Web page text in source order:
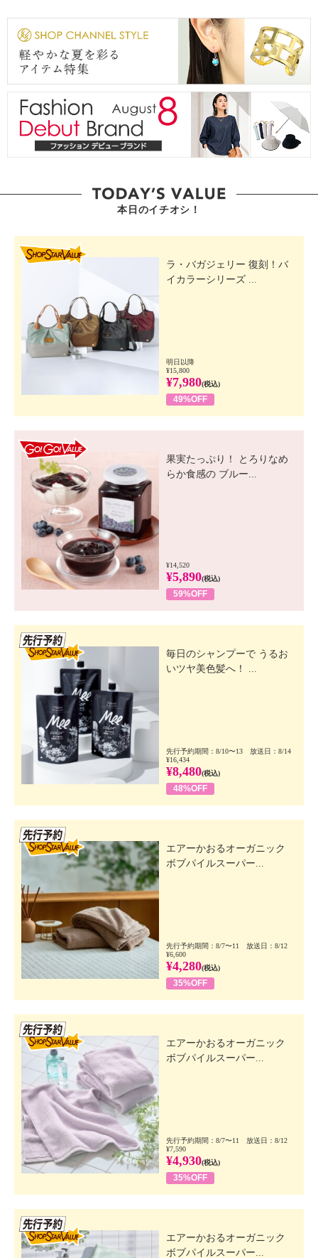
本日のイチオシ！
ラ・バガジェリー 復刻！バ
イカラーシリーズ ...
明日以降
¥15,800
¥7,980(税込)
49%OFF
果実たっぷり！ とろりなめ
らか食感の ブルー...
¥14,520
¥5,890(税込)
59%OFF
毎日のシャンプーで うるお
いツヤ美色髪へ！ ...
先行予約期間：8/10〜13 放送日：8/14
¥16,434
¥8,480(税込)
48%OFF
エアーかおるオーガニック
ボブパイルスーパー...
先行予約期間：8/7〜11 放送日：8/12
¥6,600
¥4,280(税込)
35%OFF
エアーかおるオーガニック
ボブパイルスーパー...
先行予約期間：8/7〜11 放送日：8/12
¥7,590
¥4,930(税込)
35%OFF
エアーかおるオーガニック
ボブパイルスーパー...